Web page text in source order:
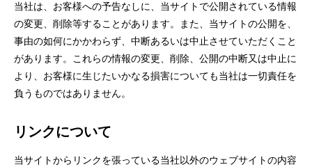
当社は、お客様への予告なしに、当サイトで公開されている情報
の変更、削除等することがあります。また、当サイトの公開を、
事由の如何にかかわらず、中断あるいは中止させていただくこと
があります。これらの情報の変更、削除、公開の中断又は中止に
より、お客様に生じたいかなる損害についても当社は一切責任を
負うものではありません。
リンクについて
当サイトからリンクを張っている当社以外のウェブサイトの内容